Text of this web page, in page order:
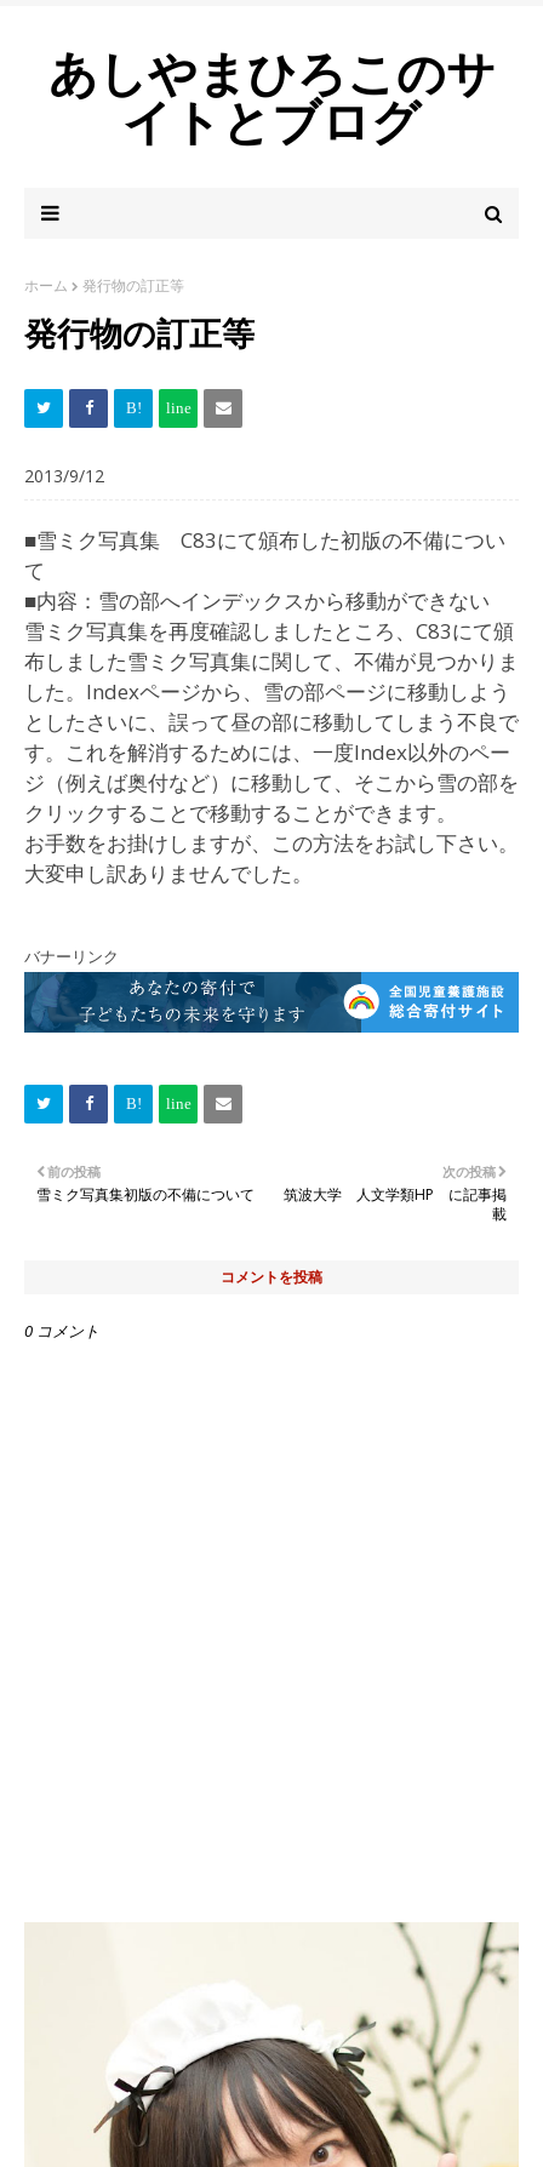
あしやまひろこのサ
イトとブログ
ホーム 発行物の訂正等
発行物の訂正等
2013/9/12
■雪ミク写真集 C83にて頒布した初版の不備につい
て
■内容：雪の部へインデックスから移動ができない
雪ミク写真集を再度確認しましたところ、C83にて頒
布しました雪ミク写真集に関して、不備が見つかりま
した。Indexページから、雪の部ページに移動しよう
としたさいに、誤って昼の部に移動してしまう不良で
す。これを解消するためには、一度Index以外のペー
ジ（例えば奥付など）に移動して、そこから雪の部を
クリックすることで移動することができます。
お手数をお掛けしますが、この方法をお試し下さい。
大変申し訳ありませんでした。
バナーリンク
次の投稿
筑波大学 人文学類HP に記事掲
載
前の投稿
雪ミク写真集初版の不備について
コメントを投稿
0 コメント